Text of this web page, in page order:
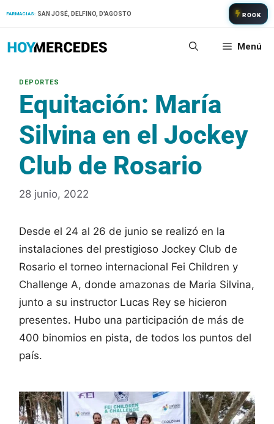
FARMACIAS: SAN JOSÉ, DELFINO, D'AGOSTO ROCK
Menú
Equitación: María
Silvina en el Jockey
Club de Rosario
28 junio, 2022
Desde el 24 al 26 de junio se realizó en la
instalaciones del prestigioso Jockey Club de
Rosario el torneo internacional Fei Children y
Challenge A, donde amazonas de Maria Silvina,
junto a su instructor Lucas Rey se hicieron
presentes. Hubo una participación de más de
400 binomios en pista, de todos los puntos del
país.